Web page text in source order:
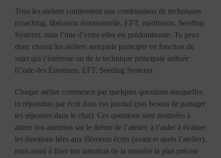
Tous les ateliers contiennent une combinaison de techniques
(coaching, libération émotionnelle, EFT, méditation, Seeding
System), mais l’une d’entre elles est prédominante. Tu peux
donc choisir les ateliers auxquels participer en fonction du
sujet qui t’intéresse ou de la technique principale utilisée
(Code des Émotions, EFT, Seeding System).
Chaque atelier commence par quelques questions auxquelles
tu répondras par écrit dans ton journal (pas besoin de partager
tes réponses dans le chat). Ces questions sont destinées à
attirer ton attention sur le thème de l’atelier, à t’aider à évaluer
les émotions liées aux éléments écrits (avant et après l’atelier),
mais aussi à fixer ton intention de la manière la plus précise